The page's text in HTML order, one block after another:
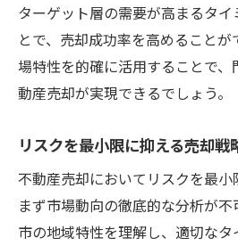
ターゲット層の需要が高まるタ
とで、売却成功率を高めること
場特性を的確に活用することで
動産売却が実現できるでしょう。
リスクを最小限に抑える売却戦
不動産売却においてリスクを最小
まず市場動向の徹底的な分析が
市の地域特性を理解し、適切な